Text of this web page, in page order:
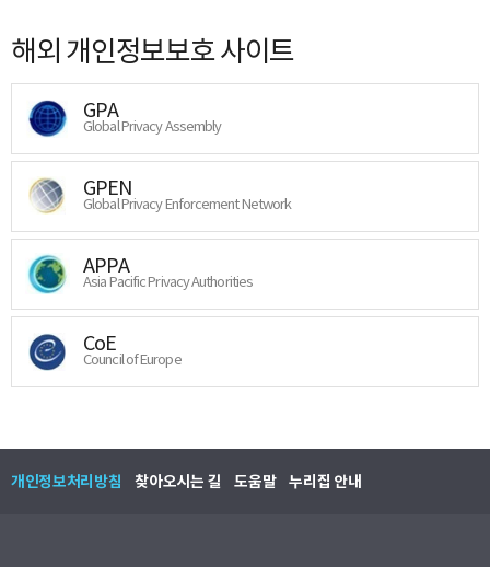
해외 개인정보보호 사이트
GPA
Global Privacy Assembly
GPEN
Global Privacy Enforcement Network
APPA
Asia Pacific Privacy Authorities
CoE
Council of Europe
개인정보처리방침 찾아오시는 길 도움말 누리집 안내